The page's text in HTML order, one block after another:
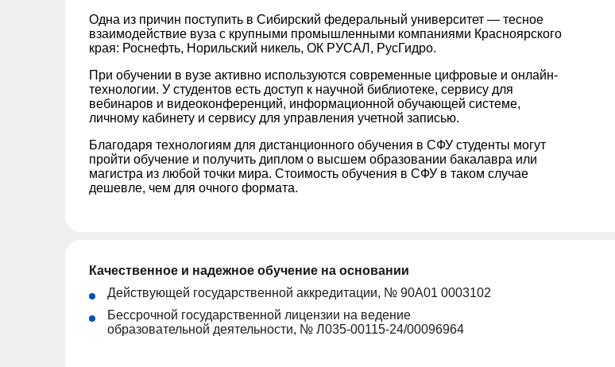
Одна из причин поступить в Сибирский федеральный университет — тесное
взаимодействие вуза с крупными промышленными компаниями Красноярского
края: Роснефть, Норильский никель, ОК РУСАЛ, РусГидро.
При обучении в вузе активно используются современные цифровые и онлайн-
технологии. У студентов есть доступ к научной библиотеке, сервису для
вебинаров и видеоконференций, информационной обучающей системе,
личному кабинету и сервису для управления учетной записью.
Благодаря технологиям для дистанционного обучения в СФУ студенты могут
пройти обучение и получить диплом о высшем образовании бакалавра или
магистра из любой точки мира. Стоимость обучения в СФУ в таком случае
дешевле, чем для очного формата.
Качественное и надежное обучение на основании
Действующей государственной аккредитации, № 90А01 0003102
Бессрочной государственной лицензии на ведение
образовательной деятельности, № Л035-00115-24/00096964